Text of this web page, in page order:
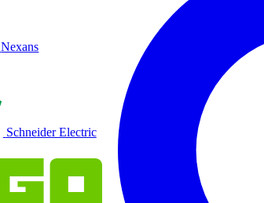
Nexans
Schneider Electric